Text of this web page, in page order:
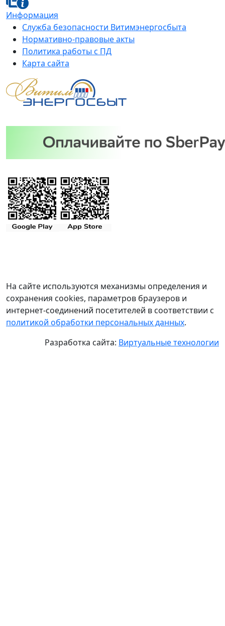
Информация
Служба безопасности Витимэнергосбыта
Нормативно-правовые акты
Политика работы с ПД
Карта сайта
На сайте используются механизмы определения и
сохранения cookies, параметров браузеров и
интернет-соединений посетителей в соответствии с
политикой обработки персональных данных.
Разработка сайта: Виртуальные технологии